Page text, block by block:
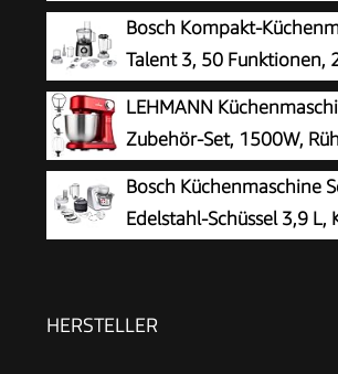
Universalmesser, Schneide/
Schlagscheibe, Rührschüssel 2,3 L,
weiß, 800 W, kleine
MCM3200W
Bosch Kompakt-
Talent 3, 50 Funktionen,
Mixer,
Universalzerkleinerer, kleine
800 Watt, schwarz/Edelstahl,
LEHMANN
Zubehör-Set, 1500W,
mit 12
Rührschüssel, Überhitzungsschutz,
Knetmaschine mit 3 Rühreinsätze
Bosch Küchenmaschine
Edelstahl-Schüssel 3,9 L,
Durchlaufschnitzler, 3 Scheiben,
HERSTELLER